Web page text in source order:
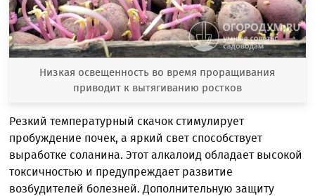
Низкая освещенность во время проращивания
приводит к вытягиванию ростков
Резкий температурный скачок стимулирует
пробуждение почек, а яркий свет способствует
выработке соланина. Этот алкалоид обладает высокой
токсичностью и предупреждает развитие
возбудителей болезней. Дополнительную защиту